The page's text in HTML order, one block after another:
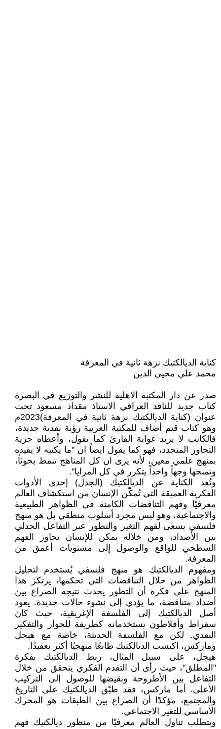
كناية الديالكتيك نزهة ثانية في المعرفة
محمد علي محيي الدين
صدر عن دار المكتبة الاهلية للنشر والتوزيع في البصرة
كتاب جديد للناقد العراقي الاستاذ مقداد مسعود تحت
عنوان (كناية الديالكتيك نزهة ثانية في المعرفة)2023م
وهو كتاب قيم أضاف للمكتبة العربية رؤية نقدية جديدة،
فالكاتب لا يريد غواية القارئ كما يقول، وأعطاه حرية
التحاور المتجدد، فهو كما يقول ايضاً ان "ما يكتبه لا يقيده
بمنهج علمي معين، لأنه يرى ان كل المناهج تنمط بحوثاً،
وتمنحها وجهاً واحداً يتكرر في كل المرايا".
وتُعد الكناية عن الديالكتيك (الجدل) إحدى الأدوات
الفكرية العميقة التي تُمكّن الإنسان من استكشاف العالم
معرفيًا وفهم التناقضات الكامنة في الظواهر الطبيعية
والاجتماعية، وهو ليس مجرد أسلوب منطقي بل هو منهج
فلسفي يسعى لفهم التغير والتطور عبر التفاعل الجدلي
بين الأضداد، ومن خلاله يمكن للإنسان تجاوز الفهم
السطحي للواقع والوصول إلى مستويات أعمق من
المعرفة.
ومفهوم الديالكتيك هو منهج فلسفي يُستخدم لتحليل
الظواهر من خلال التناقضات التي تحكمها، يرتكز هذا
المنهج على فكرة أن التطور يحدث نتيجة الصراع بين
أضداد متناقضة، ما يؤدي إلى نشوء حالات جديدة. يعود
أصل الديالكتيك إلى الفلسفة الإغريقية، حيث كان
سقراط وأفلاطون يستخدمانه كطريقة للحوار والتفكير
النقدي. لكن مع الفلسفة الحديثة، خاصة مع هيجل
وماركس، اكتسب الديالكتيك طابعًا منهجيًا أكثر تعقيدًا.
هيجل، على سبيل المثال، ربط الديالكتيك بفكرة
"المطلق"، حيث رأى أن التقدم الفكري يتحقق من خلال
التفاعل بين الأطروحة ونقيضها للوصول إلى التركيب
الأعلى. أما ماركس، فقد طبّق الديالكتيك على التاريخ
والمجتمع، مؤكدًا أن الصراع بين الطبقات هو المحرك
الأساسي للتغير الاجتماعي.
ويتطلب تناول العالم معرفيًا من منظور ديالكتيك فهم